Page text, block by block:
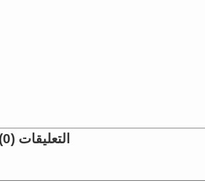
التعليقات (0)